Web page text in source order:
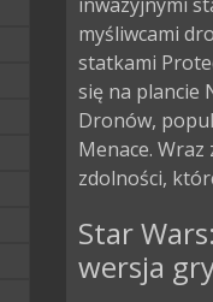
myśliwcami
statkami
się na plancie
Dronów,
Menace.
zdolności,
Star
wersja